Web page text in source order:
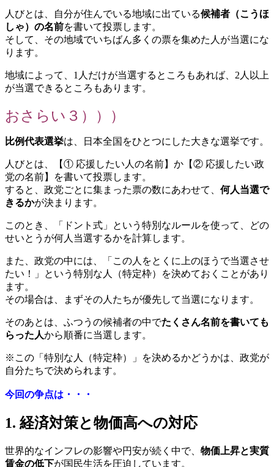
人びとは、自分が住んでいる地域に出ている候補者（こうほ
しゃ）の名前を書いて投票します。
そして、その地域でいちばん多くの票を集めた人が当選にな
ります。
地域によって、1人だけが当選するところもあれば、2人以上
が当選できるところもあります。
おさらい３）））
比例代表選挙は、日本全国をひとつにした大きな選挙です。
人びとは、【① 応援したい人の名前】か【② 応援したい政
党の名前】を書いて投票します。
すると、政党ごとに集まった票の数にあわせて、 何人当選で
きるかが決まります。
このとき、「ドント式」という特別なルールを使って、どの
せいとうが何人当選するかを計算します。
また、政党の中には、「この人をとくに上のほうで当選させ
たい！」という特別な人（特定枠）を決めておくことがあり
ます。
その場合は、まずその人たちが優先して当選になります。
そのあとは、ふつうの候補者の中でたくさん名前を書いても
らった人から順番に当選します。
※この「特別な人（特定枠）」を決めるかどうかは、政党が
自分たちで決められます。
今回の争点は・・・
1. 経済対策と物価高への対応
世界的なインフレの影響や円安が続く中で、 物価上昇と実質
賃金の低下が国民生活を圧迫しています。